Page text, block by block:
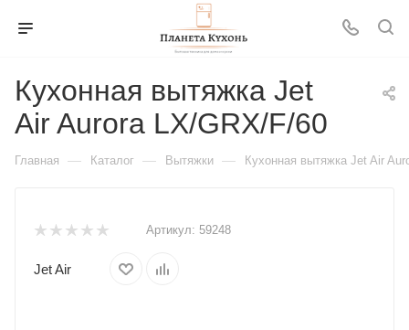
Кухонная вытяжка Jet
Air Aurora LX/GRX/F/60
Главная — Каталог — Вытяжки — Кухонная вытяжка Jet Air
Артикул: 59248
Jet Air